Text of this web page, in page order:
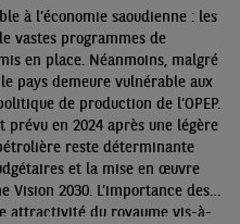
à l’économie saoudienne : les
vastes programmes de
en place. Néanmoins, malgré
pays demeure vulnérable aux
de production de l’OPEP.
prévu en 2024 après une légère
reste déterminante
et la mise en œuvre
Vision 2030. L’importance des
attractivité du royaume vis-à-